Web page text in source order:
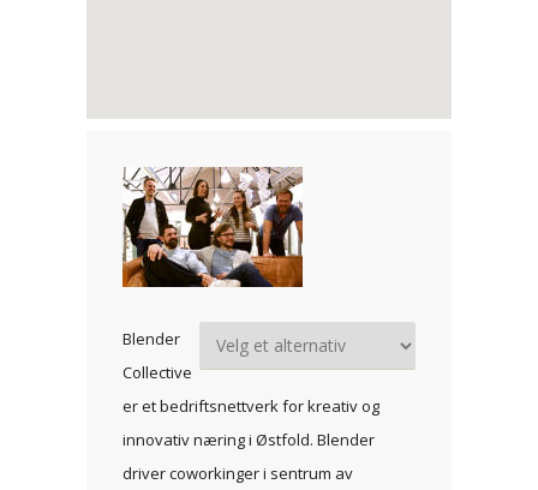
Blender
Collective
er et bedriftsnettverk for kreativ og
innovativ næring i Østfold. Blender
driver coworkinger i sentrum av